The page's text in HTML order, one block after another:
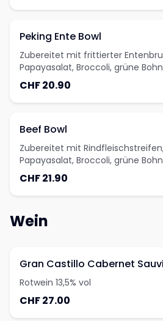
Peking Ente Bowl
Zubereitet mit frittierter
Papayasalat, Broccoli, grüne
und Peperoni-Mais Salat
CHF 20.90
Beef Bowl
Zubereitet mit
Papayasalat, Broccoli, grüne
und Peperoni-Mais Salat
CHF 21.90
Wein
Gran Castillo Cabernet
Rotwein 13,5% vol
CHF 27.00